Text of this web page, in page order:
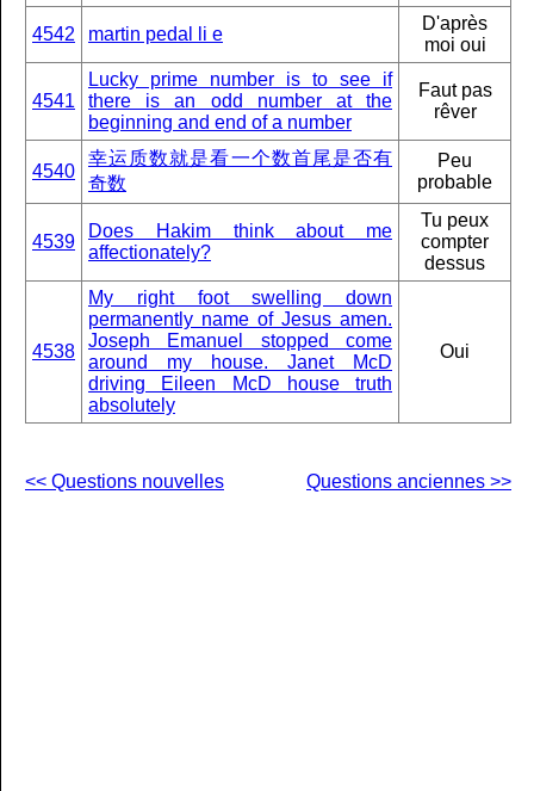
4542 martin pedal li e
D'après
moi oui
4541
Lucky prime number is to see if
there is an odd number at the
beginning and end of a number
Faut pas
rêver
4540
幸运质数就是看一个数首尾是否有
奇数
Peu
probable
4539
Does Hakim think about me
affectionately?
Tu peux
compter
dessus
4538
My right foot swelling down
permanently name of Jesus amen.
Joseph Emanuel stopped come
around my house. Janet McD
driving Eileen McD house truth
absolutely
Oui
<< Questions nouvelles Questions anciennes >>